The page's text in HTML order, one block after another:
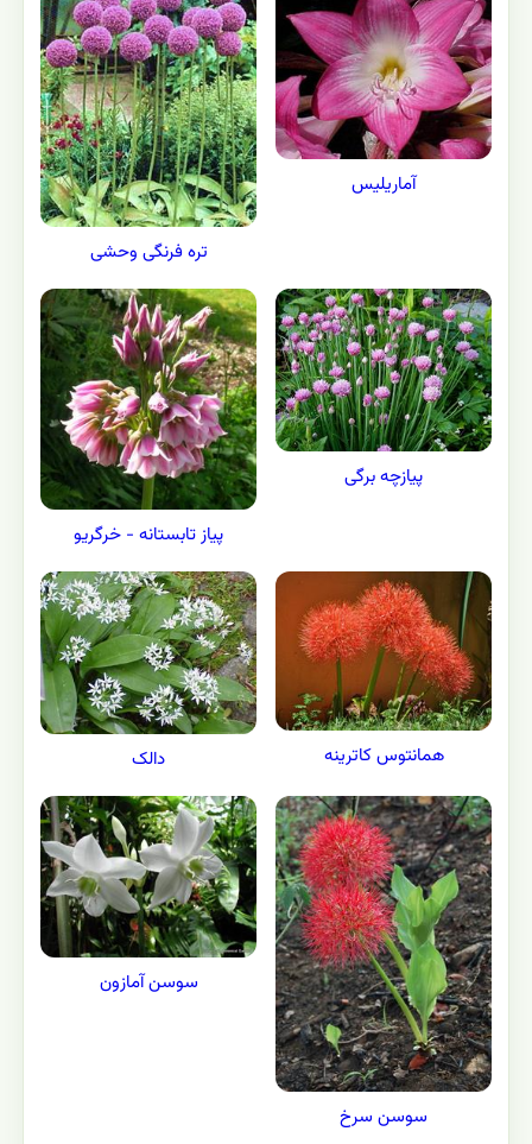
آماریلیس
تره فرنگی وحشی
پیازچه برگی
پیاز تابستانه - خرگريو
همانتوس کاترینه دالک
سوسن سرخ
سوسن آمازون